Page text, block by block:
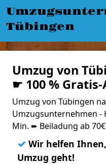
Tübingen
Umzug von
☛ 100 %
Umzug von Tübingen
Umzugsunternehmen -
Min. ➨ Beiladung ab 70€
✓ Wir helfen
Umzug geht!